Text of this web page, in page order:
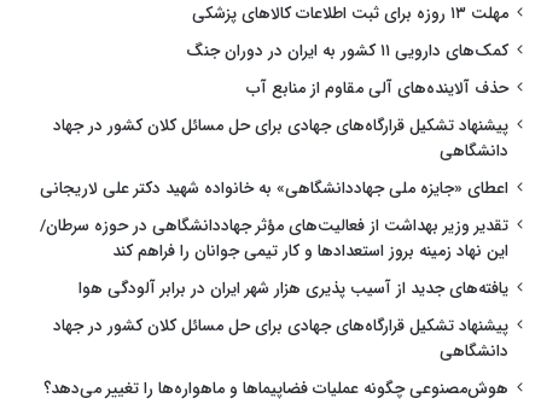
مهلت ۱۳ روزه برای ثبت اطلاعات کالاهای پزشکی
کمک‌های دارویی ۱۱ کشور به ایران در دوران جنگ
حذف آلاینده‌های آلی مقاوم از منابع آب
پیشنهاد تشکیل قرارگاه‌های جهادی برای حل مسائل کلان کشور در جهاد
دانشگاهی
اعطای «جایزه ملی جهاددانشگاهی» به خانواده شهید دکتر علی لاریجانی
تقدیر وزیر بهداشت از فعالیت‌های مؤثر جهاددانشگاهی در حوزه سرطان/
این نهاد زمینه بروز استعدادها و کار تیمی جوانان را فراهم کند
یافته‌های جدید از آسیب پذیری هزار شهر ایران در برابر آلودگی هوا
پیشنهاد تشکیل قرارگاه‌های جهادی برای حل مسائل کلان کشور در جهاد
دانشگاهی
هوش‌مصنوعی چگونه عملیات فضاپیماها و ماهواره‌ها را تغییر می‌دهد؟